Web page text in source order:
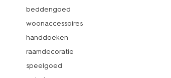
beddengoed
woonaccessoires
handdoeken
raamdecoratie
speelgoed